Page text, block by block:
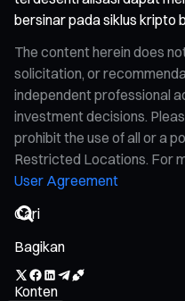
bersinar pada siklus kripto
The content herein does
solicitation, or
independent professional
investment decisions.
prohibit the use of all or a
Restricted Locations. For
User Agreement
Bagikan
Konten